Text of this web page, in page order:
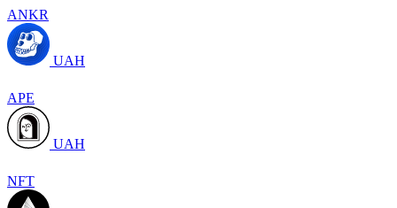
ANKR
UAH
APE
UAH
NFT